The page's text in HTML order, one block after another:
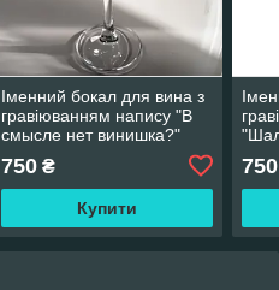
Іменний бокал для вина з
гравіюванням напису "В
смысле нет винишка?"
750₴
Купити
750